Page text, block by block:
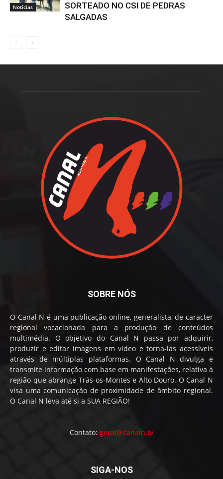
Notícias
SORTEADO NO CSI DE PEDRAS
SALGADAS
SOBRE NÓS
O Canal N é uma publicação online, generalista, de caracter
regional vocacionada para a produção de conteúdos
multimédia. O objetivo do Canal N passa por adquirir,
produzir e editar imagens em vídeo e torna-las acessíveis
através de múltiplas plataformas. O Canal N divulga e
transmite informação com base em manifestações, relativa à
região que abrange Trás-os-Montes e Alto Douro. O Canal N
visa uma comunicação de proximidade de âmbito regional.
O Canal N leva até si a SUA REGIÃO!
Contato: geral@canaln.tv
SIGA-NOS